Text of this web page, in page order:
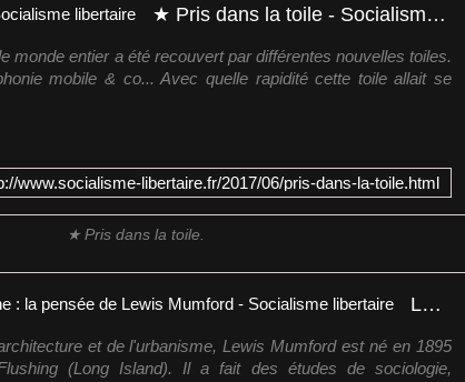
★ Pris dans la toile - Socialisme libertaire
monde entier a été recouvert par différentes nouvelles toiles.
mobile & co... Avec quelle rapidité cette toile allait se
www.socialisme-libertaire.fr/2017/06/pris-dans-la-toile.html
★ Pris dans la toile.
Le mythe de la machine : la pensée de Lewis Mumford - Socialisme libertaire
et de l'urbanisme, Lewis Mumford est né en 1895
(Long Island). Il a fait des études de sociologie,